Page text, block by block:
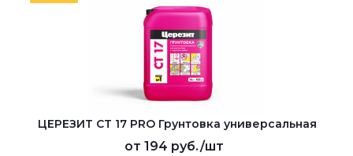
ЦЕРЕЗИТ CT 17 PRO Грунтовка универсальная
от 194 руб./шт